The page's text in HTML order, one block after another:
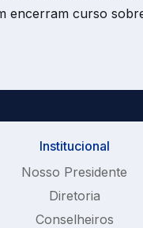
encerram curso
Institucional
Nosso Presidente
Diretoria
Conselheiros